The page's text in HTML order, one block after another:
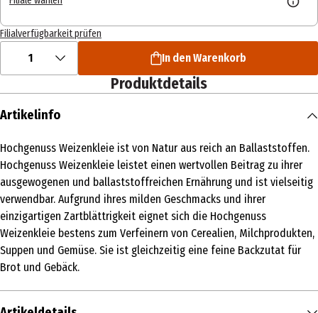
Filialverfügbarkeit prüfen
1 In den Warenkorb
Produktdetails
Artikelinfo
Hochgenuss Weizenkleie ist von Natur aus reich an Ballaststoffen.
Hochgenuss Weizenkleie leistet einen wertvollen Beitrag zu ihrer
ausgewogenen und ballaststoffreichen Ernährung und ist vielseitig
verwendbar. Aufgrund ihres milden Geschmacks und ihrer
einzigartigen Zartblättrigkeit eignet sich die Hochgenuss
Weizenkleie bestens zum Verfeinern von Cerealien, Milchprodukten,
Suppen und Gemüse. Sie ist gleichzeitig eine feine Backzutat für
Brot und Gebäck.